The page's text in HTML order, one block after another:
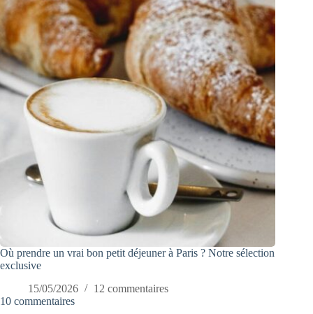
Où prendre un vrai bon petit déjeuner à Paris ? Notre sélection
exclusive
15/05/2026
12 commentaires
10 commentaires